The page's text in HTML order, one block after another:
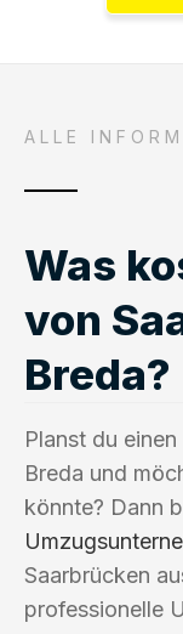
ALLE
Was
von
Breda?
Planst du
Breda und
könnte? Dann
Saarbrücken
professionelle